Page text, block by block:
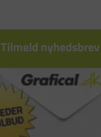
Tilmeld nyhedsbrev